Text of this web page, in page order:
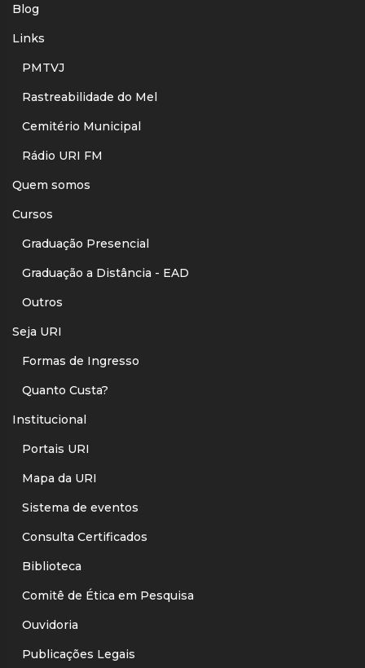
Blog
Links
PMTVJ
Rastreabilidade do Mel
Cemitério Municipal
Rádio URI FM
Quem somos
Cursos
Graduação Presencial
Graduação a Distância - EAD
Outros
Seja URI
Formas de Ingresso
Quanto Custa?
Institucional
Portais URI
Mapa da URI
Sistema de eventos
Consulta Certificados
Biblioteca
Comitê de Ética em Pesquisa
Ouvidoria
Publicações Legais